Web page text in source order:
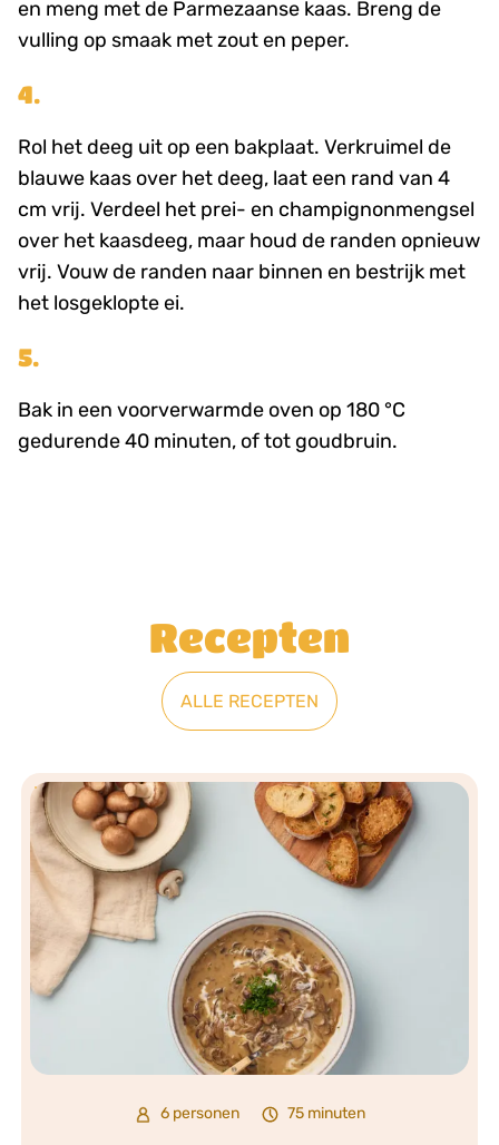
en meng met de Parmezaanse kaas. Breng de
vulling op smaak met zout en peper.
4.
Rol het deeg uit op een bakplaat. Verkruimel de
blauwe kaas over het deeg, laat een rand van 4
cm vrij. Verdeel het prei- en champignonmengsel
over het kaasdeeg, maar houd de randen opnieuw
vrij. Vouw de randen naar binnen en bestrijk met
het losgeklopte ei.
5.
Bak in een voorverwarmde oven op 180 °C
gedurende 40 minuten, of tot goudbruin.
Recepten
ALLE RECEPTEN
6 personen 75 minuten